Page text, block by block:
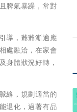
脾氣暴躁，常對
導，爺爺漸適應
處融洽，在家會
身體狀況好轉，
絡，規劃適當的
退化，過著有品